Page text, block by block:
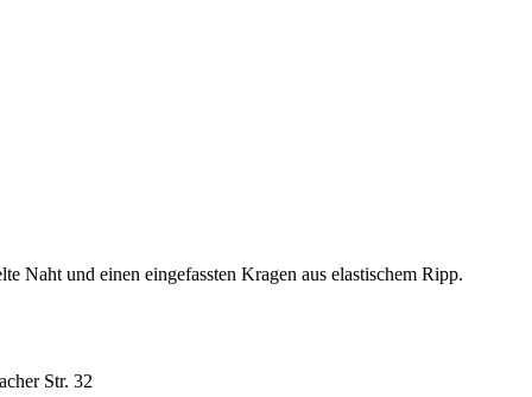
Naht und einen eingefassten Kragen aus elastischem Ripp.
Str. 32